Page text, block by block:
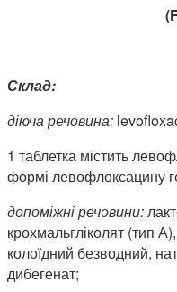
Склад:
діюча речовина:
1 таблетка містить
формі левофлоксацину
допоміжні речовини:
крохмальгліколят (тип
колоїдний безводний,
дибегенат;